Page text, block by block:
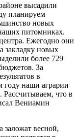
высадили
планируем
новых
питомниках.
Ежегодно они
закладку новых
более 729
За
в
году наши аграрии
Рассчитываем, что в
Вениамин
заложат весной,